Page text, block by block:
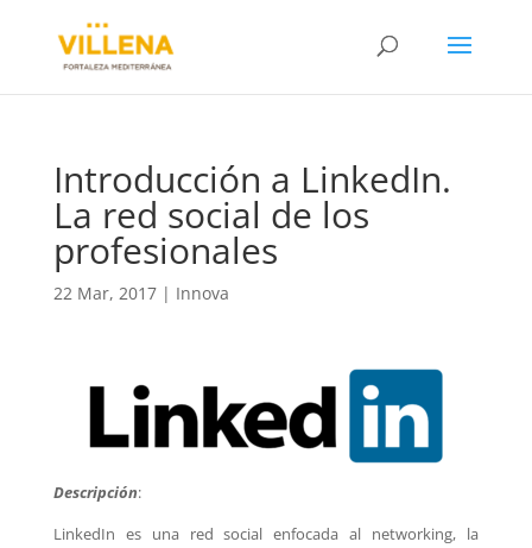
Introducción a LinkedIn.
La red social de los
profesionales
22 Mar, 2017| Innova
Descripción:
LinkedIn es una red social enfocada al networking, la